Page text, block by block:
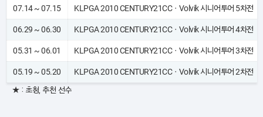
07.14 ~ 07.15 KLPGA 2010 CENTURY21CCㆍVolvik 시니어투어 5차전
06.29 ~ 06.30 KLPGA 2010 CENTURY21CCㆍVolvik 시니어투어 4차전
05.31 ~ 06.01 KLPGA 2010 CENTURY21CCㆍVolvik 시니어투어 3차전
05.19 ~ 05.20 KLPGA 2010 CENTURY21CCㆍVolvik 시니어투어 2차전
★ : 초청, 추천 선수